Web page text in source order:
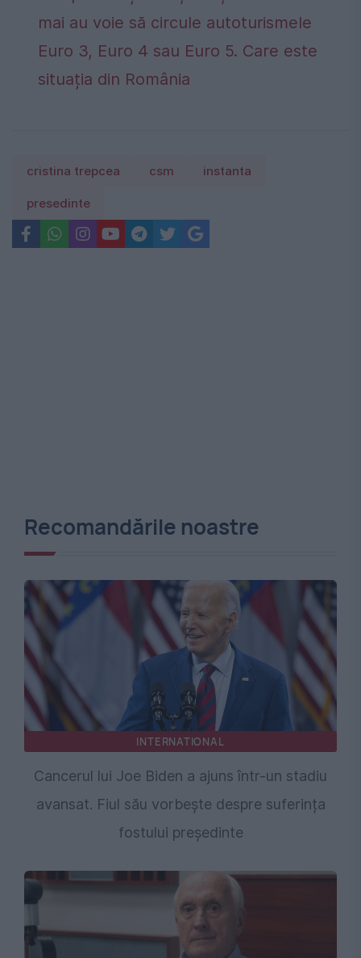
mai au voie să circule autoturismele
Euro 3, Euro 4 sau Euro 5. Care este
situația din România
cristina trepcea csm instanta
presedinte
Recomandările noastre
INTERNATIONAL
Cancerul lui Joe Biden a ajuns într-un stadiu
avansat. Fiul său vorbește despre suferința
fostului președinte